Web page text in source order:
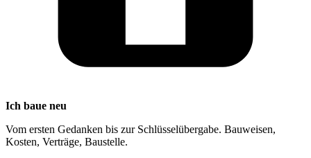
Ich baue neu
Vom ersten Gedanken bis zur Schlüsselübergabe. Bauweisen,
Kosten, Verträge, Baustelle.